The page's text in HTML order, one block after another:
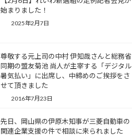
始まりました！
2025年2月7日
尊敬する元上司の中村 伊知哉さんと総務省
同期の盟友菊池 尚人が主宰する「デジタル
暑気払い」に出席し、中締めのご挨拶をさ
せて頂きました
2016年7月23日
先日、岡山県の伊原木知事が三菱自動車の
関連企業支援の件で相談に来られました